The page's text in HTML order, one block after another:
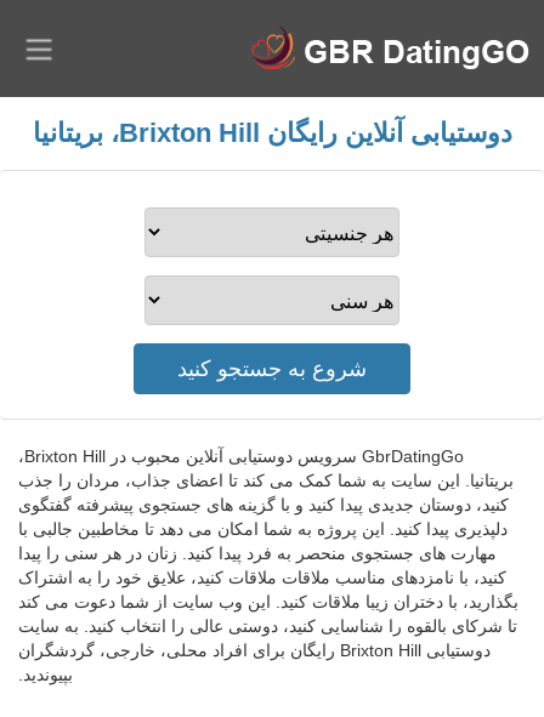
دوستیابی آنلاین رایگان Brixton Hill، بریتانیا
GbrDatingGo سرویس دوستیابی آنلاین محبوب در Brixton Hill،
بریتانیا. این سایت به شما کمک می کند تا اعضای جذاب، مردان را جذب
کنید، دوستان جدیدی پیدا کنید و با گزینه های جستجوی پیشرفته گفتگوی
دلپذیری پیدا کنید. این پروژه به شما امکان می دهد تا مخاطبین جالبی با
مهارت های جستجوی منحصر به فرد پیدا کنید. زنان در هر سنی را پیدا
کنید، با نامزدهای مناسب ملاقات ملاقات کنید، علایق خود را به اشتراک
بگذارید، با دختران زیبا ملاقات کنید. این وب سایت از شما دعوت می کند
تا شرکای بالقوه را شناسایی کنید، دوستی عالی را انتخاب کنید. به سایت
دوستیابی Brixton Hill رایگان برای افراد محلی، خارجی، گردشگران
بپیوندید.